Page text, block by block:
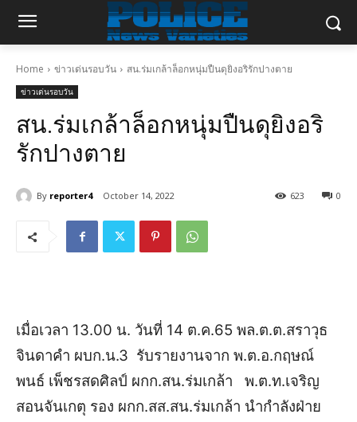
Home ข่าวเด่นรอบวัน สน.ร่มเกล้าล็อกหนุ่มปืนดุยิงอริรักปางตาย
ข่าวเด่นรอบวัน
สน.ร่มเกล้าล็อกหนุ่มปืนดุยิงอริ
รักปางตาย
By reporter4 October 14, 2022 0
623
เมื่อเวลา 13.00 น. วันที่ 14 ต.ค.65 พล.ต.ต.สราวุธ
จินดาคำ ผบก.น.3 รับรายงานจาก พ.ต.อ.กฤษณ์
พนธ์ เพ็ชรสดศิลป์ ผกก.สน.ร่มเกล้า พ.ต.ท.เจริญ
สอนจันเกตุ รอง ผกก.สส.สน.ร่มเกล้า นำกำลังฝ่าย